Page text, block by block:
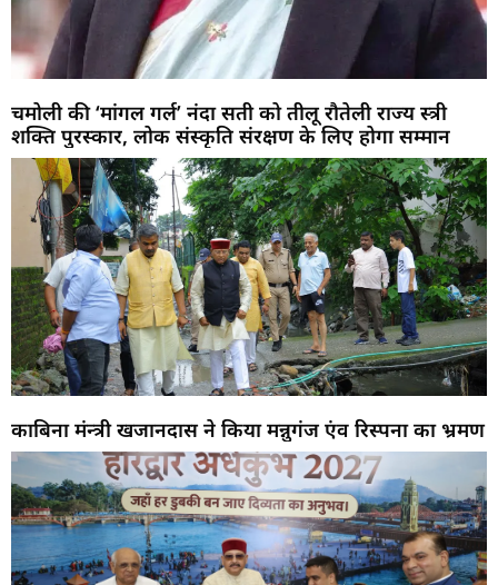
चमोली की ‘मांगल गर्ल’ नंदा सती को तीलू रौतेली राज्य स्त्री
शक्ति पुरस्कार, लोक संस्कृति संरक्षण के लिए होगा सम्मान
काबिना मंन्त्री खजानदास ने किया मन्नुगंज एंव रिस्पना का भ्रमण